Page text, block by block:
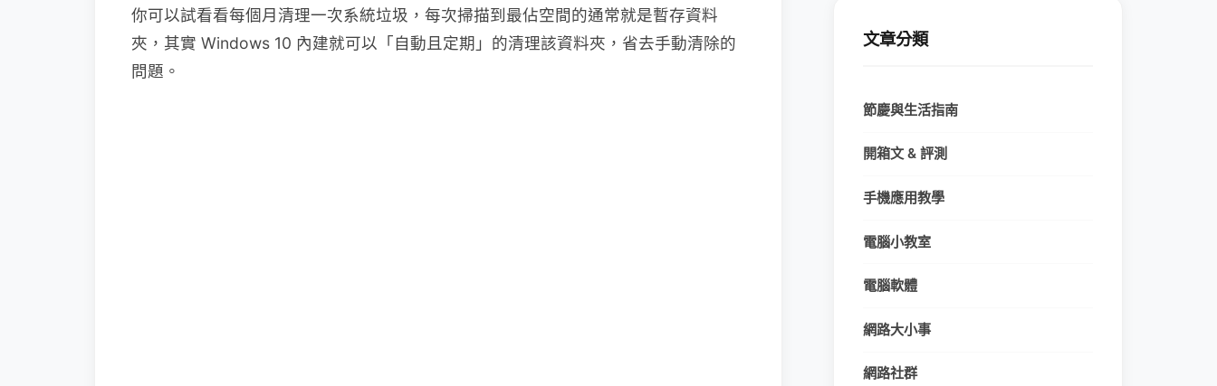
你可以試看看每個月清理一次系統垃圾，每次掃描到最佔空間的通常就是暫存資料
夾，其實 Windows 10 內建就可以「自動且定期」的清理該資料夾，省去手動清除的
問題。
文章分類
節慶與生活指南
開箱文 & 評測
手機應用教學
電腦小教室
電腦軟體
網路大小事
網路社群